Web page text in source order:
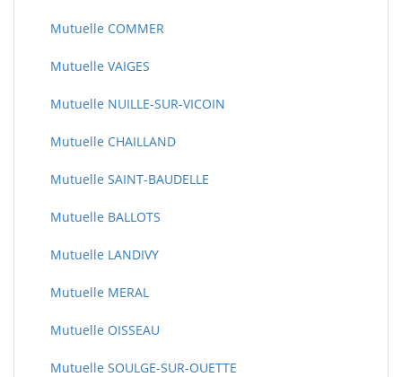
Mutuelle COMMER
Mutuelle VAIGES
Mutuelle NUILLE-SUR-VICOIN
Mutuelle CHAILLAND
Mutuelle SAINT-BAUDELLE
Mutuelle BALLOTS
Mutuelle LANDIVY
Mutuelle MERAL
Mutuelle OISSEAU
Mutuelle SOULGE-SUR-OUETTE